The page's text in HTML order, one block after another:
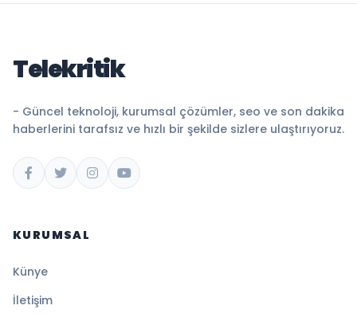
Telekritik
- Güncel teknoloji, kurumsal çözümler, seo ve son dakika
haberlerini tarafsız ve hızlı bir şekilde sizlere ulaştırıyoruz.
KURUMSAL
Künye
İletişim